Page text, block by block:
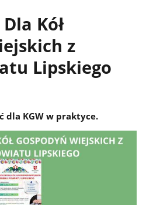
Kół
z
Lipskiego
dla KGW w praktyce.